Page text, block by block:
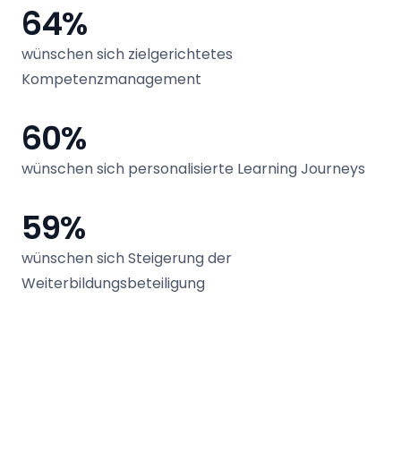
wünschen sich zielgerichtetes
Kompetenzmanagement
64%
wünschen sich personalisierte Learning Journeys
60%
wünschen sich Steigerung der
Weiterbildungsbeteiligung
59%